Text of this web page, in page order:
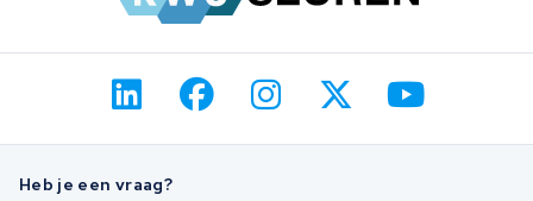
Heb je een vraag?